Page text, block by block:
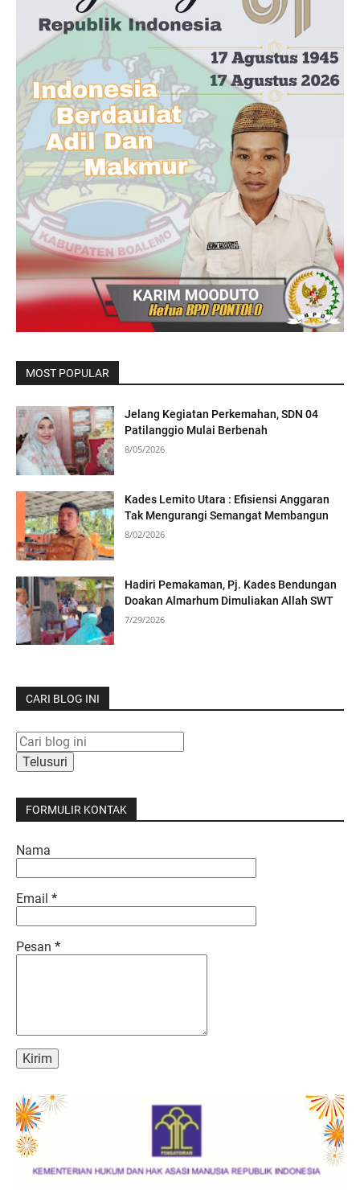
MOST POPULAR
Jelang Kegiatan Perkemahan, SDN 04
Patilanggio Mulai Berbenah
8/05/2026
Kades Lemito Utara : Efisiensi Anggaran
Tak Mengurangi Semangat Membangun
8/02/2026
Hadiri Pemakaman, Pj. Kades Bendungan
Doakan Almarhum Dimuliakan Allah SWT
7/29/2026
CARI BLOG INI
FORMULIR KONTAK
Nama
Email *
Pesan *